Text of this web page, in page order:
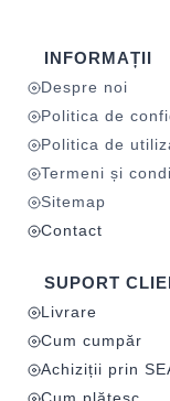
INFORMAȚII
Despre noi
Politica de
Politica de
Termeni și
Sitemap
Contact
SUPORT
Livrare
Cum cumpăr
Achiziții prin